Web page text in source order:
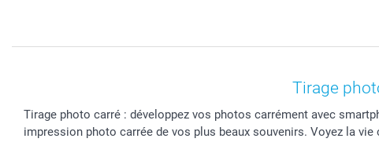
Tirage
Tirage photo carré : développez vos photos carrément avec
impression photo carrée de vos plus beaux souvenirs. Voyez la